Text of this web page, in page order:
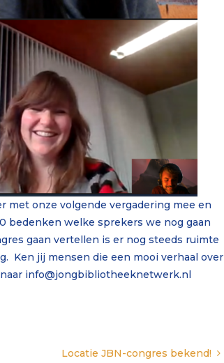
met onze volgende vergadering mee en
bedenken welke sprekers we nog gaan
gaan vertellen is er nog steeds ruimte
Ken jij mensen die een mooi verhaal over
info@jongbibliotheeknetwerk.nl
Locatie JBN-congres bekend!